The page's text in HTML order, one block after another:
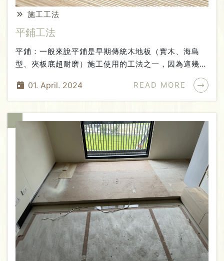
鋪工法創造出整齊、清晰的視覺效果，適合現代簡約風
格的室內設計。易於維護：直鋪的木地板相對容易清潔
和維護，不易藏污納垢。適用性廣泛：適用於各種室內
工法是一種簡單而經典的地板鋪設方法，適用於追求簡
潔、現代風格的室內設計。 通過正確的施工和維護，
木地板可以成為室內空間的重要裝飾元素，提升整體的
美感和舒適度。
施工工法
平鋪工法
平鋪：一般來說平鋪是早期傳統木地板（實木、海島
型、夾板底超耐磨）施工使用的工法之一，因為這幾種
地板是沒有卡扣的需要下釘子固定所以會打一層底板用
來下釘子而施作卡扣地板則是因為要施工的原地面不平
整地方較多的話，無法直鋪施工的話，就是建議選擇平
鋪或架高了平鋪施工順序：鋪設地板打掃⇨鋪設夾板⇨
鋪設靜音泡棉（防潮、降噪隔音）⇨卡扣地板施工！跟
直鋪的差異在於多了一層夾板，而這個夾板可以代替原
本的地坪，做出一個相對平整的地面，再來鋪設地板平
鋪注意事項：雖然平鋪可以修飾地面不平整狀況，但只
修飾落差1.5公分以內，超過的話就要考慮架高或是請
泥作順平地面！平鋪缺點是下夾板需要下釘子會破壞原
本的地面，若未來有拆除的考量可能要作評估！
01. April. 2024 READ MORE